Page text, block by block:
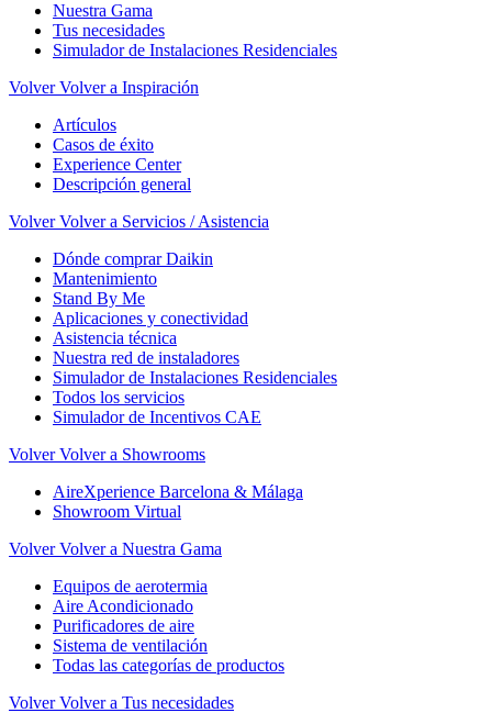
Nuestra Gama
Tus necesidades
Simulador de Instalaciones Residenciales
Volver Volver a Inspiración
Artículos
Casos de éxito
Experience Center
Descripción general
Volver Volver a Servicios / Asistencia
Dónde comprar Daikin
Mantenimiento
Stand By Me
Aplicaciones y conectividad
Asistencia técnica
Nuestra red de instaladores
Simulador de Instalaciones Residenciales
Todos los servicios
Simulador de Incentivos CAE
Volver Volver a Showrooms
AireXperience Barcelona & Málaga
Showroom Virtual
Volver Volver a Nuestra Gama
Equipos de aerotermia
Aire Acondicionado
Purificadores de aire
Sistema de ventilación
Todas las categorías de productos
Volver Volver a Tus necesidades